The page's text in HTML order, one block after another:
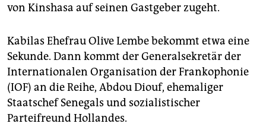
von Kinshasa auf seinen Gastgeber zugeht.
Kabilas Ehefrau Olive Lembe bekommt etwa eine
Sekunde. Dann kommt der Generalsekretär der
Internationalen Organisation der Frankophonie
(IOF) an die Reihe, Abdou Diouf, ehemaliger
Staatschef Senegals und sozialistischer
Parteifreund Hollandes.